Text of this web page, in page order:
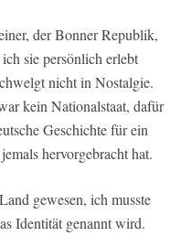
der Bonner Republik,
sie persönlich erlebt
nicht in Nostalgie.
kein Nationalstaat, dafür
Geschichte für ein
hervorgebracht hat.
gewesen, ich musste
Identität genannt wird.